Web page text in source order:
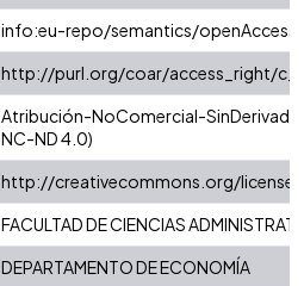
info:eu-repo/semantics/openAccess
http://purl.org/coar/access_right/
Atribución-NoComercial-
NC-ND 4.0)
http://creativecommons.org/
FACULTAD DE CIENCIAS
DEPARTAMENTO DE ECONOMÍA